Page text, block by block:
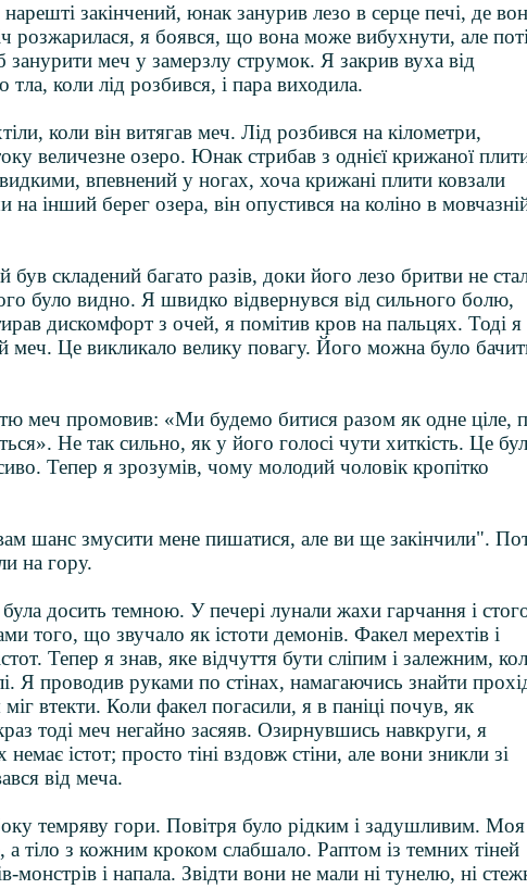
закінчений, юнак занурив лезо в серце печі, де
розжарилася, я боявся, що вона може вибухнути, але
занурити меч у замерзлу струмок. Я закрив вуха від
коли лід розбився, і пара виходила.
коли він витягав меч. Лід розбився на кілометри,
величезне озеро. Юнак стрибав з однієї крижаної
впевнений у ногах, хоча крижані плити ковзали
інший берег озера, він опустився на коліно в
складений багато разів, доки його лезо бритви не
було видно. Я швидко відвернувся від сильного болю,
дискомфорт з очей, я помітив кров на пальцях. Тоді я
меч. Це викликало велику повагу. Його можна було
меч промовив: «Ми будемо битися разом як одне ціле,
Не так сильно, як у його голосі чути хиткість. Це
Тепер я зрозумів, чому молодий чоловік кропітко
шанс змусити мене пишатися, але ви ще закінчили".
на гору.
досить темною. У печері лунали жахи гарчання і
того, що звучало як істоти демонів. Факел мерехтів і
Тепер я знав, яке відчуття бути сліпим і залежним,
Я проводив руками по стінах, намагаючись знайти
втекти. Коли факел погасили, я в паніці почув, як
тоді меч негайно засяяв. Озирнувшись навкруги, я
істот; просто тіні вздовж стіни, але вони зникли зі
від меча.
темряву гори. Повітря було рідким і задушливим. Моя
а тіло з кожним кроком слабшало. Раптом із темних тіней
монстрів і напала. Звідти вони не мали ні тунелю, ні